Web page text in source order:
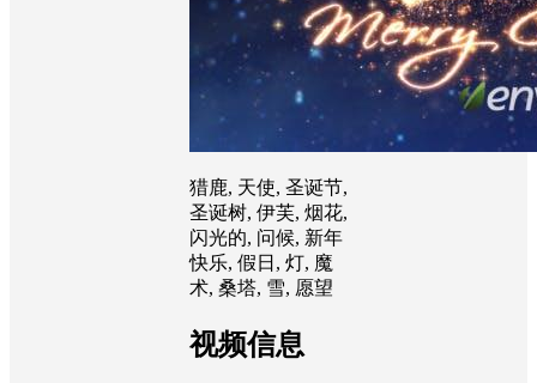
猎鹿, 天使, 圣诞节,
圣诞树, 伊芙, 烟花,
闪光的, 问候, 新年
快乐, 假日, 灯, 魔
术, 桑塔, 雪, 愿望
视频信息